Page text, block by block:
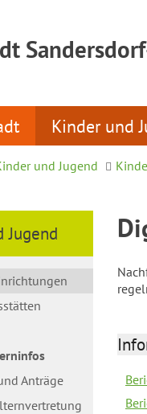
Kinder und
und Jugend
Jugend
Anträge